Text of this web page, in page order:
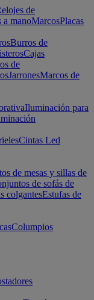
de
a manoMarcosPlacas
Burros de
Cajas
de
JarronesMarcos de
Iluminación para
Cintas Led
de mesas y sillas de
de sofás de
colgantesEstufas de
Columpios